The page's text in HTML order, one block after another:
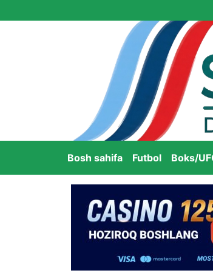
Bosh sahifa Futbol Boks/